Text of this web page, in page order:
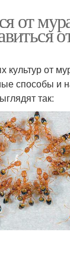
от
от
способы и
так: